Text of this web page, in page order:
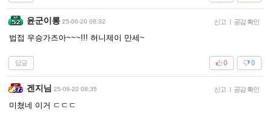
윤군이롱 25-06-20 08:32 신고 | 공감 확인
법접 우승가즈아~~~!!! 허니제이 만세~
답글 0
0
겐지님 25-06-20 08:35 신고 | 공감 확인
미쳤네 이거 ㄷㄷㄷ